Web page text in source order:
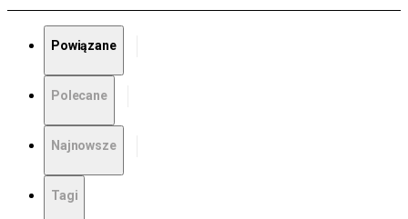
Powiązane
Polecane
Najnowsze
Tagi